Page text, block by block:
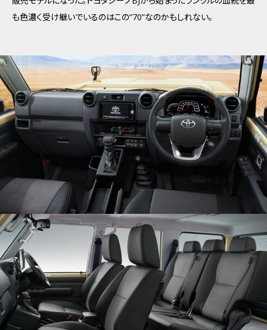
も色濃く受け継いでいるのはこの“70”なのかもしれない。